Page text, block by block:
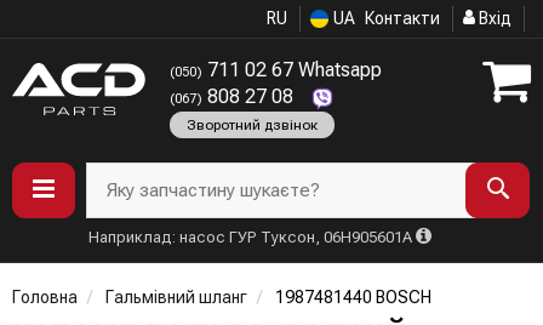
RU UA Контакти Вхід
(050) 711 02 67 Whatsapp
(067) 808 27 08
Зворотний дзвінок
Яку запчастину шукаєте?
Наприклад: насос ГУР Туксон, 06H905601A
Головна Гальмівний шланг 1987481440 BOSCH